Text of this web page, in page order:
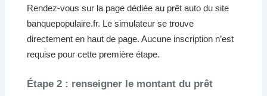
Rendez-vous sur la page dédiée au prêt auto du site
banquepopulaire.fr. Le simulateur se trouve
directement en haut de page. Aucune inscription n’est
requise pour cette première étape.
Étape 2 : renseigner le montant du prêt